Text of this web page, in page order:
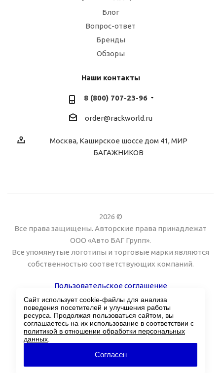
Блог
Вопрос-ответ
Бренды
Обзоры
Наши контакты
8 (800) 707-23-96
order@rackworld.ru
Москва, Каширское шоссе дом 41, МИР
БАГАЖНИКОВ
2026 ©
Все права защищены. Авторские права принадлежат
ООО «Авто БАГ Групп».
Все упомянутые логотипы и торговые марки являются
собственностью соответствующих компаний.
Пользовательское соглашение
Поддержка сайта Twin px
Сайт использует cookie-файлы для анализа
поведения посетителей и улучшения работы
ресурса. Продолжая пользоваться сайтом, вы
соглашаетесь на их использование в соответствии с
политикой в отношении обработки персональных
данных
Согласен